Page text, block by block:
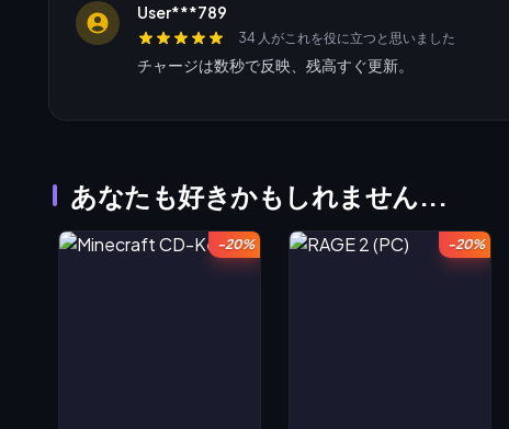
User***789
34 人がこれを役に立つと思いました
チャージは数秒で反映、残高すぐ更新。
あなたも好きかもしれません...
-20% -20%